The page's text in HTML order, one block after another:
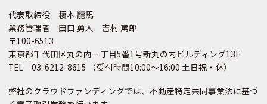
代表取締役 榎本 龍馬
業務管理者 田口 勇人 吉村 篤郎
〒100-6513
東京都千代田区丸の内一丁目5番1号新丸の内ビルディング13F
TEL 03-6212-8615 （受付時間10:00～16:00 土日祝・休）
弊社のクラウドファンディングでは、不動産特定共同事業法に基づ